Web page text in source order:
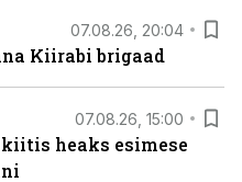
07.08.26, 20:04
Kiirabi brigaad
07.08.26, 15:00
heaks esimese